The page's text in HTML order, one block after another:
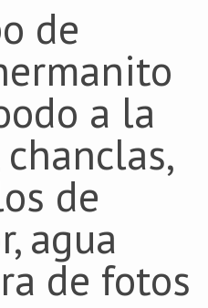
de
a la
de
agua
de fotos